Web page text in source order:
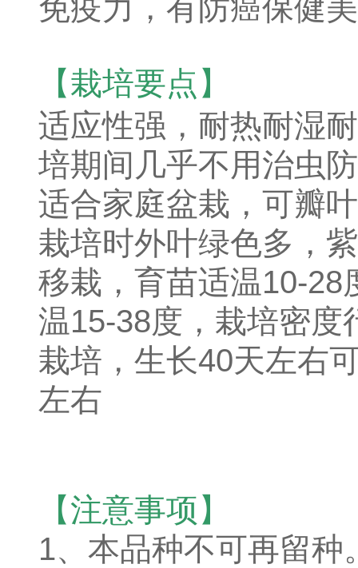
免疫力，有防癌保健
【栽培要点】
适应性强，耐热耐湿
培期间几乎不用治虫
适合家庭盆栽，可瓣
栽培时外叶绿色多，
移栽，育苗适温10-28
温15-38度，栽培密度
栽培，生长40天左右
左右
【注意事项】
1、本品种不可再留种